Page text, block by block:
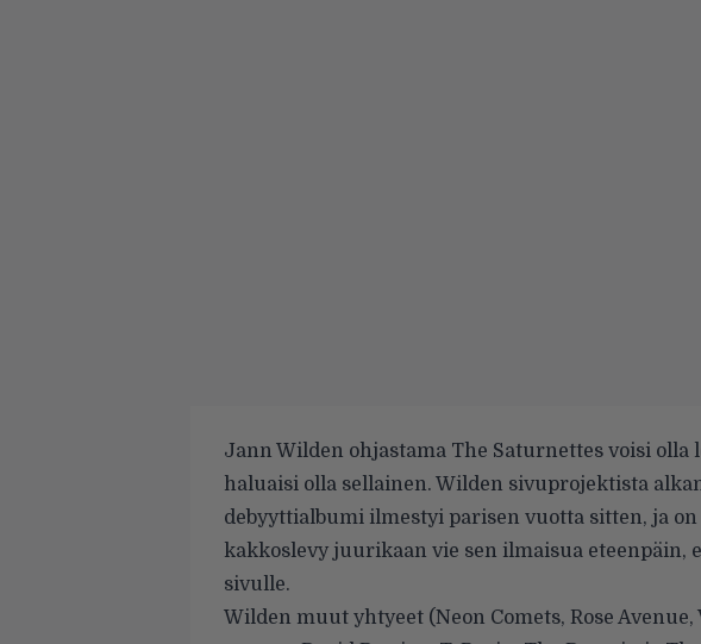
Jann Wilden ohjastama The Saturnettes voisi olla
haluaisi olla sellainen. Wilden sivuprojektista
debyyttialbumi ilmestyi parisen vuotta sitten, ja
kakkoslevy juurikaan vie sen ilmaisua eteenpäin,
sivulle.
Wilden muut yhtyeet (Neon Comets, Rose